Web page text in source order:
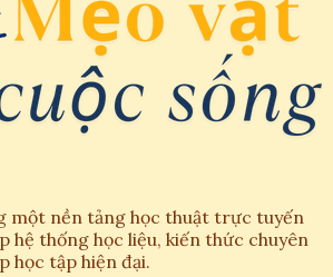
một nền tảng học thuật trực tuyến
hệ thống học liệu, kiến thức chuyên
học tập hiện đại.